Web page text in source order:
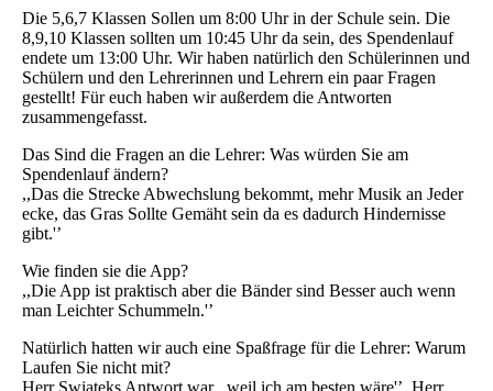
Die 5,6,7 Klassen Sollen um 8:00 Uhr in der Schule sein. Die
8,9,10 Klassen sollten um 10:45 Uhr da sein, des Spendenlauf
endete um 13:00 Uhr. Wir haben natürlich den Schülerinnen und
Schülern und den Lehrerinnen und Lehrern ein paar Fragen
gestellt! Für euch haben wir außerdem die Antworten
zusammengefasst.
Das Sind die Fragen an die Lehrer: Was würden Sie am
Spendenlauf ändern?
,,Das die Strecke Abwechslung bekommt, mehr Musik an Jeder
ecke, das Gras Sollte Gemäht sein da es dadurch Hindernisse
gibt.'’
Wie finden sie die App?
,,Die App ist praktisch aber die Bänder sind Besser auch wenn
man Leichter Schummeln.'’
Natürlich hatten wir auch eine Spaßfrage für die Lehrer: Warum
Laufen Sie nicht mit?
Herr Swiateks Antwort war ,,weil ich am besten wäre'’, Herr